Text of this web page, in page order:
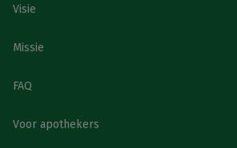
Visie
Missie
FAQ
Voor apothekers